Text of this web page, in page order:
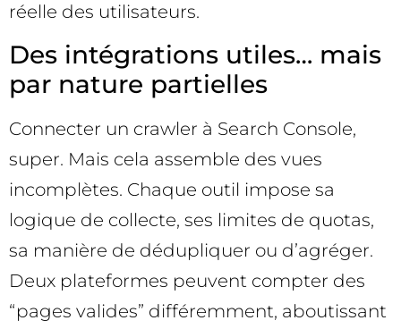
réelle des utilisateurs.
Des intégrations utiles… mais
par nature partielles
Connecter un crawler à Search Console,
super. Mais cela assemble des vues
incomplètes. Chaque outil impose sa
logique de collecte, ses limites de quotas,
sa manière de dédupliquer ou d’agréger.
Deux plateformes peuvent compter des
“pages valides” différemment, aboutissant